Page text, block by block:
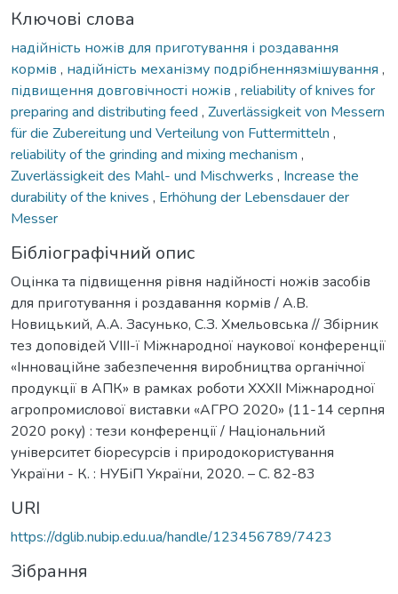
Ключові слова
надійність ножів для приготування і роздавання
кормів , надійність механізму подрібненнязмішування ,
підвищення довговічності ножів , reliability of knives for
preparing and distributing feed , Zuverlässigkeit von Messern
für die Zubereitung und Verteilung von Futtermitteln ,
reliability of the grinding and mixing mechanism ,
Zuverlässigkeit des Mahl- und Mischwerks , Increase the
durability of the knives , Erhöhung der Lebensdauer der
Messer
Бібліографічний опис
Оцінка та підвищення рівня надійності ножів засобів
для приготування і роздавання кормів / А.В.
Новицький, А.А. Засунько, С.З. Хмельовська // Збірник
тез доповідей VIII-ї Міжнародної наукової конференції
«Інноваційне забезпечення виробництва органічної
продукції в АПК» в рамках роботи XXXII Міжнародної
агропромислової виставки «АГРО 2020» (11-14 серпня
2020 року) : тези конференції / Національний
університет біоресурсів і природокористування
України - К. : НУБіП України, 2020. – C. 82-83
URI
https://dglib.nubip.edu.ua/handle/123456789/7423
Зібрання